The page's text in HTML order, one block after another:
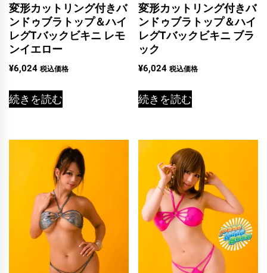
変形カットリング付きバ
ンドゥブラトップ＆ハイ
レグTバックビキニ レモ
ンイエロー
¥6,024 税込価格
続きを読む
変形カットリング付きバ
ンドゥブラトップ＆ハイ
レグTバックビキニ ブラ
ック
¥6,024 税込価格
続きを読む